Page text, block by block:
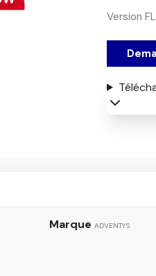
Marque ADVENTYS
Version